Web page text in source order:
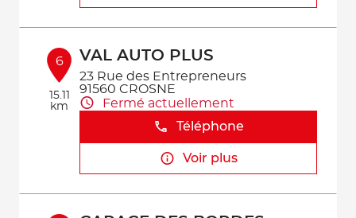
6
15.11
km
VAL AUTO PLUS
23 Rue des Entrepreneurs
91560 CROSNE
Fermé actuellement
Téléphone
Voir plus